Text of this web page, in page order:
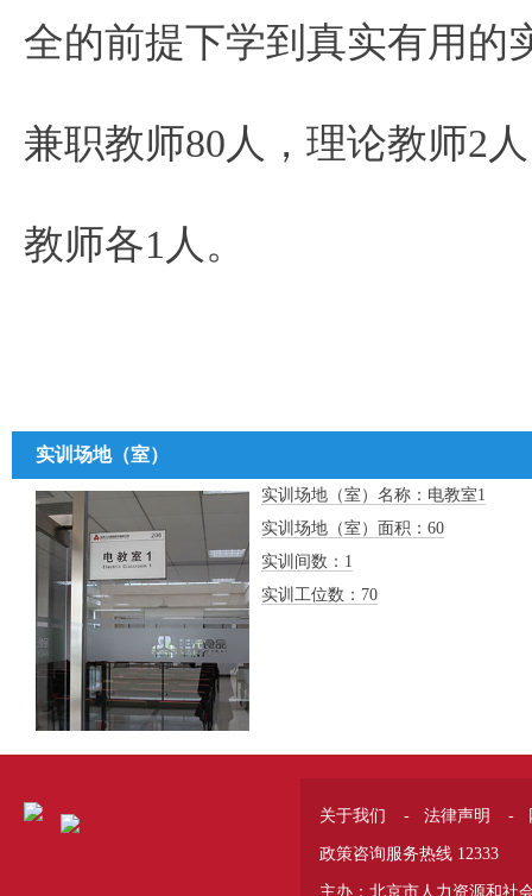
全的前提下学到真实有用的
兼职教师80人，理论教师2
教师各1人。
实训场地（室）
实训场地（室）名称：电教室1
实训场地（室）面积：60
实训间数：1
实训工位数：70
关于我们 - 法律声明 -
政策咨询服务热线 12333
主办：北京市人力资源和社